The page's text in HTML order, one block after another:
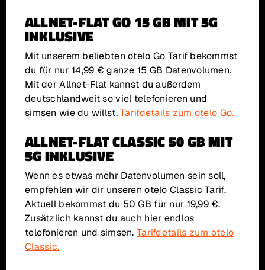
ALLNET-FLAT GO 15 GB MIT 5G
INKLUSIVE
Mit unserem beliebten otelo Go Tarif bekommst
du für nur 14,99 € ganze 15 GB Datenvolumen.
Mit der Allnet-Flat kannst du außerdem
deutschlandweit so viel telefonieren und
simsen wie du willst.Tarifdetails zum otelo Go.
ALLNET-FLAT CLASSIC 50 GB MIT
5G INKLUSIVE
Wenn es etwas mehr Datenvolumen sein soll,
empfehlen wir dir unseren otelo Classic Tarif.
Aktuell bekommst du 50 GB für nur 19,99 €.
Zusätzlich kannst du auch hier endlos
telefonieren und simsen. Tarifdetails zum otelo
Classic.